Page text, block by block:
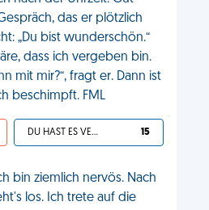
das er plötzlich
„Du bist wunderschön.“
dass ich vergeben bin.
mit mir?“, fragt er. Dann ist
beschimpft. FML
DU HAST ES VERDIENT 15
bin ziemlich nervös. Nach
los. Ich trete auf die